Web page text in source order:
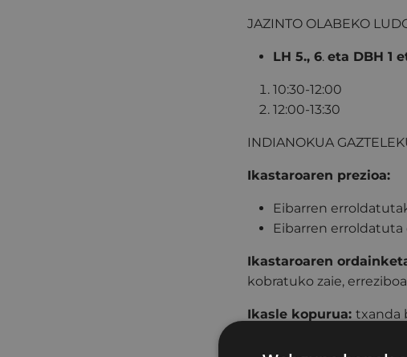
JAZINTO OLABEKO
LH 5., 6. eta DBH 1
10:30-12:00
12:00-13:30
INDIANOKUA
Ikastaroaren prezioa:
Eibarren
Eibarren erroldatuta
Ikastaroaren
kobratuko zaie,
Ikasle kopurua: txanda